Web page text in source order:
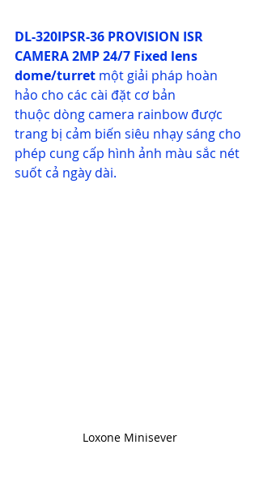
DL-320IPSR-36 PROVISION ISR
CAMERA 2MP 24/7 Fixed lens
dome/turret một giải pháp hoàn
hảo cho các cài đặt cơ bản
thuộc dòng camera rainbow được
trang bị cảm biến siêu nhạy sáng cho
phép cung cấp hình ảnh màu sắc nét
suốt cả ngày dài.
Loxone Minisever